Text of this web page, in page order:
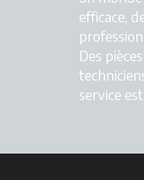
efficace,
Des
service